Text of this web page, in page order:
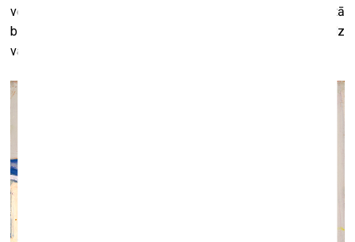
vēl varēju atļauties atsevišķu studiju Sanfrancisko, man tā
bija kopā ar kādu restauratoru – es no viņa iemācījos daudz
vairāk, kā visās skolās, kur esmu bijis.